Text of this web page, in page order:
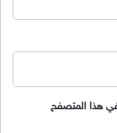
في هذا المتصفح